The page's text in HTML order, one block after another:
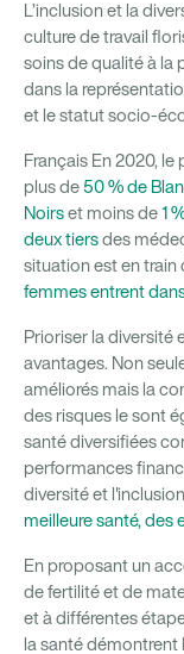
L’inclusion et la
culture de travail
soins de qualité à la
dans la
et le statut socio-
Français En 2020,
plus de50 % de
Noirset moins de1
deux tiersdes
situation est en train
femmes entrent
Prioriser la diversité
avantages. Non
améliorés mais la
des risques le sont
santé diversifiées
performances
diversité et
meilleure santé, des
En proposant un
de fertilité et de
et à différentes
la santé